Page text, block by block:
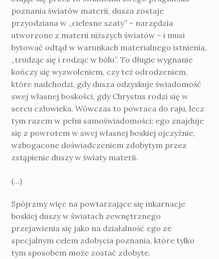
poznania światów materii, dusza zostaje
przyodziana w „cie­lesne szaty” – narzędzia
utworzone z materii niższych światów – i musi
bytować odtąd w warunkach materialnego istnienia,
„trudząc się i rodząc w bólu”. To długie wygnanie
kończy się wyzwoleniem, czy też odrodzeniem,
które nadchodzi, gdy dusza odzyskuje świadomość
swej własnej boskości, gdy Chrystus rodzi się w
sercu człowieka. Wówczas to powraca do raju, lecz
tym razem w pełni samoświadomości; ego znajduje
się z powrotem w swej własnej boskiej ojczyźnie,
wzbogacone doświadczeniem zdobytym przez
zstąpienie duszy w światy materii.
(…)
Spójrzmy więc na powtarzające się inkarnacje
boskiej duszy w światach zewnętrznego
przejawienia się jako na działalność ego ze
specjalnym celem zdobycia poznania, które tyl­ko
tym sposobem może zostać zdobyte.